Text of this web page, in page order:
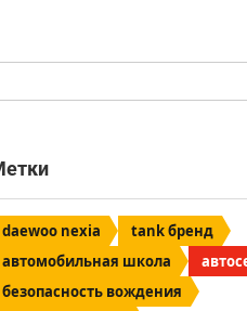
daewoo nexia
tank бренд
автомобильная школа
безопасность вождения